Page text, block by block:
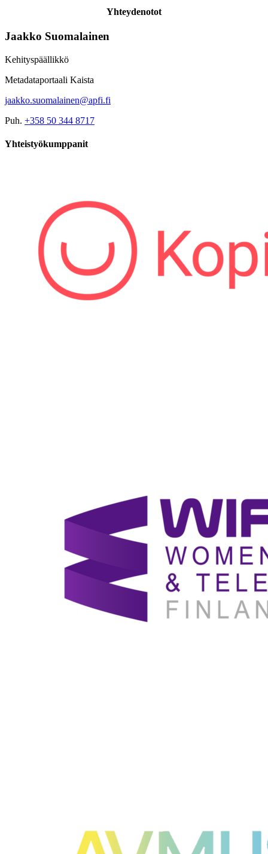
Yhteydenotot
Jaakko Suomalainen
Kehityspäällikkö
Metadataportaali Kaista
jaakko.suomalainen@apfi.fi
Puh. +358 50 344 8717
Yhteistyökumppanit